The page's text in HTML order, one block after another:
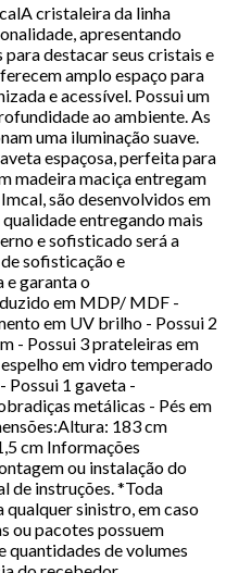
cristaleira da linha
apresentando
destacar seus cristais e
amplo espaço para
e acessível. Possui um
ao ambiente. As
uma iluminação suave.
espaçosa, perfeita para
madeira maciça entregam
são desenvolvidos em
entregando mais
e sofisticado será a
sofisticação e
e garanta o
em MDP/ MDF -
em UV brilho - Possui 2
- Possui 3 prateleiras em
em vidro temperado
Possui 1 gaveta -
metálicas - Pés em
183 cm
cm Informações
ou instalação do
de instruções. *Toda
sinistro, em caso
ou pacotes possuem
quantidades de volumes